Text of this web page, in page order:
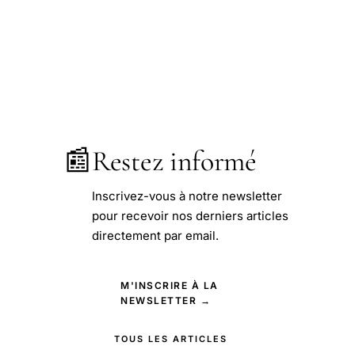
📰Restez informé
Inscrivez-vous à notre newsletter
pour recevoir nos derniers articles
directement par email.
M'INSCRIRE À LA
NEWSLETTER →
TOUS LES ARTICLES